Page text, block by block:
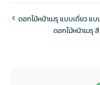
ดอกไม้หน้าเมรุ แบบเดี่ยว แบ
ดอกไม้หน้าเมรุ